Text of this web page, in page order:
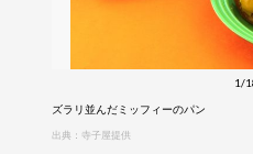
1/
ズラリ並んだミッフィーのパン
出典：寺子屋提供